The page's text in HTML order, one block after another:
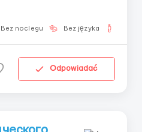
Wspieramy,
uczymy i potrafimy odkryć potencjał! K R ...
Bez noclegu Bez języka
Odpowiadać